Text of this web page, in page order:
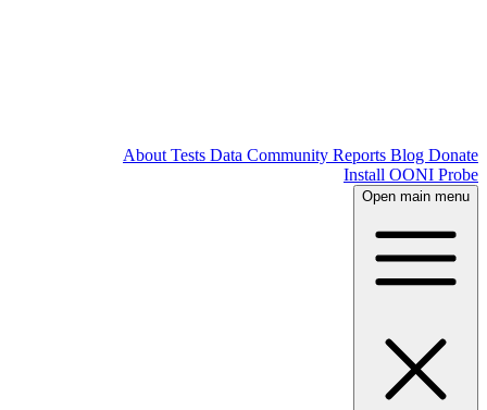
About Tests Data Community Reports Blog Donate
Install OONI Probe
Open main menu